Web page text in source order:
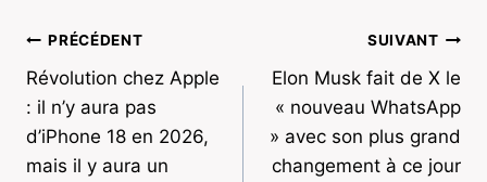
Navigation
de
l’article
PRÉCÉDENT
Révolution chez Apple
: il n’y aura pas
d’iPhone 18 en 2026,
mais il y aura un
SUIVANT
Elon Musk fait de X le
« nouveau WhatsApp
» avec son plus grand
changement à ce jour